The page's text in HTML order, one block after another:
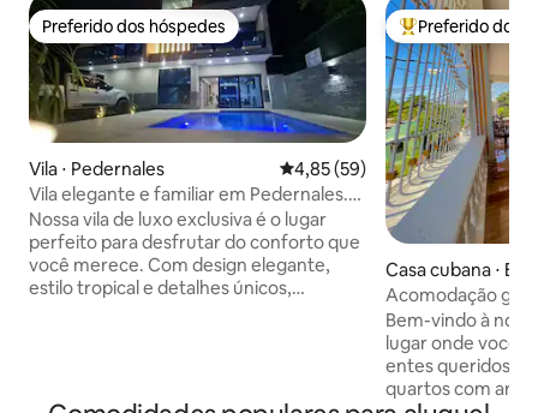
Preferido dos hóspedes
Preferido dos hóspedes
Vila ⋅ Pedernales 4,85 de uma avaliação média
4,85 (59)
Vila elegante e familiar em Pedernales.
RES. SFA
Nossa vila de luxo exclusiva é o lugar
perfeito para desfrutar do conforto que
você merece. Com design elegante,
estilo tropical e detalhes únicos,
hóspedes, preparado com ingredientes
Entre os
Preferido dos
Casa cubana ⋅
Acomodação
Bem-vindos
Bem-vindo à
lugar onde você
entes queridos. A casa é composta por 3
quartos com ar